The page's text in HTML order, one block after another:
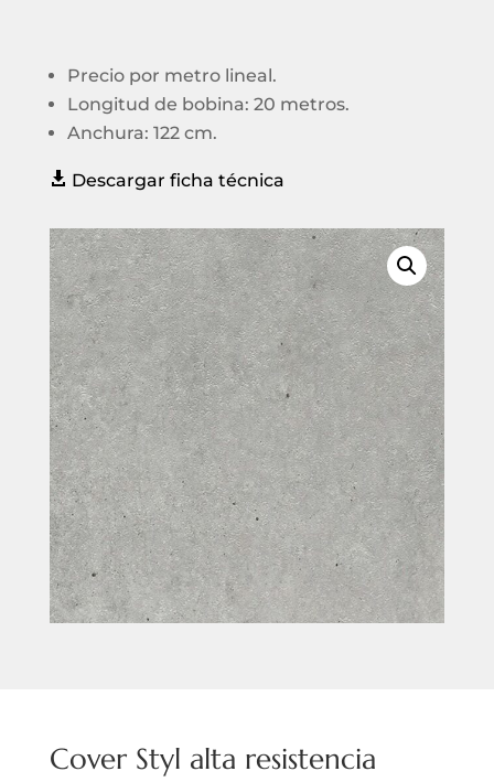
Precio por metro lineal.
Longitud de bobina: 20 metros.
Anchura: 122 cm.
 Descargar ficha técnica
Cover Styl alta resistencia